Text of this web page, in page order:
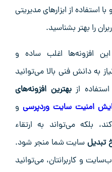
استفاده از ابزارهای مدیریتی
را بهتر بشناسید.
افزونه‌ها اغلب ساده و
به دانش فنی بالا می‌توانید
ازبهترین افزونه‌های
امنیت سایت وردپرسیو
بلکه می‌تواند به ارتقاء
تبدیلسایت شما منجر شود.
و کاربرانتان، می‌توانید